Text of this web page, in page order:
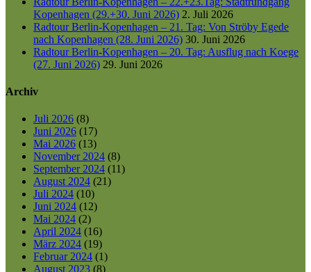
Kopenhagen (29.+30. Juni 2026) 2. Juli 2026
Radtour Berlin-Kopenhagen – 21. Tag: Von Ströby Egede
nach Kopenhagen (28. Juni 2026) 30. Juni 2026
Radtour Berlin-Kopenhagen – 20. Tag: Ausflug nach Koege
(27. Juni 2026) 29. Juni 2026
Archiv
Juli 2026 (8)
Juni 2026 (17)
Mai 2026 (13)
November 2024 (8)
September 2024 (11)
August 2024 (21)
Juli 2024 (10)
Juni 2024 (12)
Mai 2024 (2)
April 2024 (16)
März 2024 (19)
Februar 2024 (1)
August 2023 (8)